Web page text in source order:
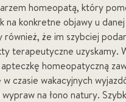
homeopatą, który
na konkretne objawy u
również, że im szybciej
terapeutyczne uzyskamy.
homeopatyczną
w czasie wakacyjnych
na łono natury.